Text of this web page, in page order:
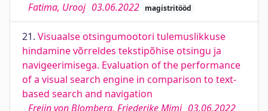
Fatima, Urooj 03.06.2022 magistritööd
21. Visuaalse otsingumootori tulemuslikkuse
hindamine võrreldes tekstipõhise otsingu ja
navigeerimisega. Evaluation of the performance
of a visual search engine in comparison to text-
based search and navigation
Freiin von Blomberg, Friederike Mimi 03.06.2022